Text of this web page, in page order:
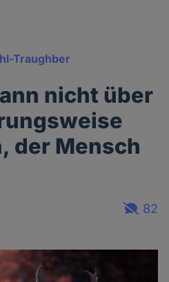
Traughber
nicht über
der Mensch
82